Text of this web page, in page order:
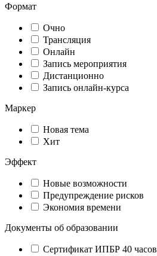
Формат
Очно
Трансляция
Онлайн
Запись мероприятия
Дистанционно
Запись онлайн-курса
Маркер
Новая тема
Хит
Эффект
Новые возможности
Предупреждение рисков
Экономия времени
Документы об образовании
Сертификат ИПБР 40 часов